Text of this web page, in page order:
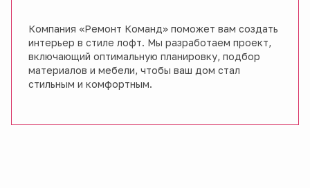
Компания «Ремонт Команд» поможет вам создать
интерьер в стиле лофт. Мы разработаем проект,
включающий оптимальную планировку, подбор
материалов и мебели, чтобы ваш дом стал
стильным и комфортным.